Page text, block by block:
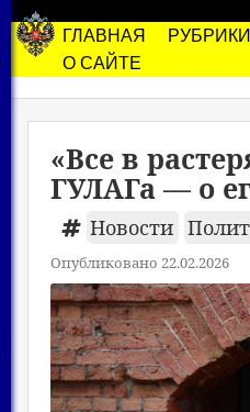
ГЛАВНАЯ
РУБРИКИ
О САЙТЕ
«Все в
ГУЛАГа — о
Новости
Опубликовано 22.02.2026